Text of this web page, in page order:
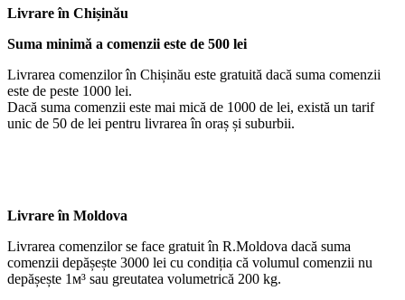
Livrareîn Chișinău
Suma minimă a comenzii este de 500 lei
Livrarea comenzilor în Chișinău este gratuită dacă suma comenzii
este de peste 1000 lei.
Dacă suma comenzii este mai mică de 1000 de lei, există un tarif
unic de 50 de lei pentru livrarea în oraș și suburbii.
Livrare în Moldova
Livrarea comenzilor se face gratuit în R.Moldova dacă suma
comenzii depășește 3000 lei cu condiția că volumul comenzii nu
depășește 1м³ sau greutatea volumetrică 200 kg.